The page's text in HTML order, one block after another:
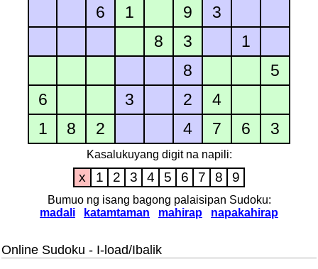
6
1 9
3
8
3
1
8
5
6
3 2
4
1
8 2 4 7 6 3
Kasalukuyang digit na napili:
x 1 2 3 4 5 6 7 8 9
Bumuo ng isang bagong palaisipan Sudoku:
madali
katamtaman mahirap napakahirap
Online Sudoku - I-load/Ibalik